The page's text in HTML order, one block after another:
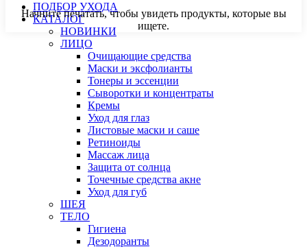
Начните печатать, чтобы увидеть продукты, которые вы
ищете.
ПОДБОР УХОДА
КАТАЛОГ
НОВИНКИ
ЛИЦО
Очищающие средства
Маски и эксфолианты
Тонеры и эссенции
Сыворотки и концентраты
Кремы
Уход для глаз
Листовые маски и саше
Ретиноиды
Массаж лица
Защита от солнца
Точечные средства акне
Уход для губ
ШЕЯ
ТЕЛО
Гигиена
Дезодоранты